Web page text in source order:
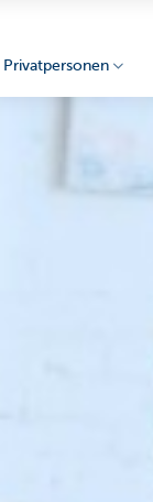
Privatpersonen